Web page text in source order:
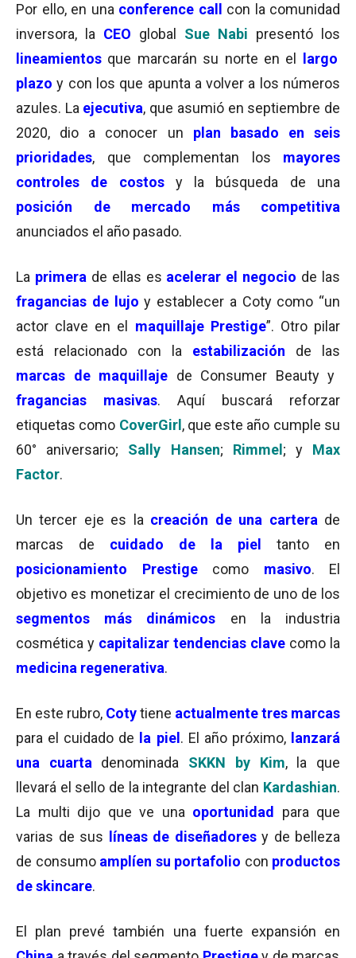
Por ello, en una conference call
con la comunidad
inversora, la CEO global Sue Nabi presentó los
lineamientos que marcarán su norte en el
largo
plazo y con los que apunta a volver a los números
azules. La ejecutiva, que asumió en septiembre de
2020, dio a conocer
un plan basado en seis
prioridades, que complementan los mayores
controles de costosy la búsqueda de una
posición de mercado más competitiva
anunciados el año pasado.
La primera de ellas es acelerar el negocio de las
fragancias de lujo y establecer a Coty como “un
actor clave en el maquillaje Prestige”. Otro pilar
está relacionado con la estabilización de las
marcas de maquillaje de Consumer Beauty y
fragancias masivas. Aquí buscará reforzar
etiquetas como CoverGirl , que este año cumple su
60° aniversario; Sally Hansen; Rimmel ; y Max
Factor.
Un tercer eje es la creación de una cartera de
marcas de cuidado de la piel
tanto en
posicionamiento Prestigecomo masivo. El
objetivo es monetizar el crecimiento de uno de los
segmentos más dinámicos
en la industria
cosmética y capitalizar tendencias clave como la
medicina regenerativa.
En este rubro, Cotytiene actualmente tres marcas
para el cuidado de
a piel . El año próximo, lanzará
una cuarta denominada SKKN by Kim, la que
llevará el sello de la integrante del clan Kardashian.
La multi dijo que ve una oportunidad
para que
varias de sus
líneas de diseñadoresy de belleza
de consumo amplíen su portafolio con productos
de skincare.
El plan prevé también una fuerte expansión en